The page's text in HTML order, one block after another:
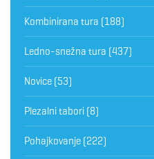
Kombinirana tura (188)
Ledno-snežna tura (437)
Novice (53)
Plezalni tabori (8)
Pohajkovanje (222)